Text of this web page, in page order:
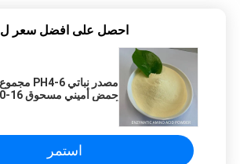
احصل على افضل سعر ل
استمر